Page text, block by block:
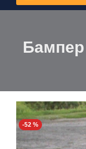
Бампер
-52 %